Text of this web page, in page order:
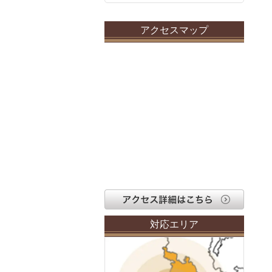
アクセスマップ
対応エリア